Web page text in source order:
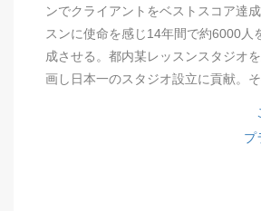
ンでクライアントをベストスコア達
スンに使命を感じ14年間で約6000人
成させる。都内某レッスンスタジオ
画し日本一のスタジオ設立に貢献。そ
プ